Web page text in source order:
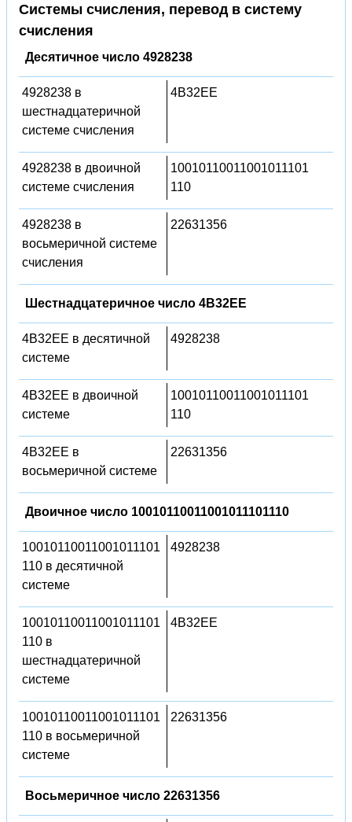
Системы счисления, перевод в систему
счисления
Десятичное число 4928238
4928238 в
шестнадцатеричной
системе счисления
4B32EE
4928238 в двоичной
системе счисления
10010110011001011101
110
4928238 в
восьмеричной системе
счисления
22631356
Шестнадцатеричное число 4B32EE
4B32EE в десятичной
системе
4928238
4B32EE в двоичной
системе
10010110011001011101
110
4B32EE в
восьмеричной системе
22631356
Двоичное число 10010110011001011101110
10010110011001011101
110 в десятичной
системе
4928238
10010110011001011101
110 в
шестнадцатеричной
системе
4B32EE
10010110011001011101
110 в восьмеричной
системе
22631356
Восьмеричное число 22631356